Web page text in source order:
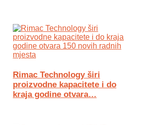
Rimac Technology širi
proizvodne kapacitete i do
kraja godine otvara…